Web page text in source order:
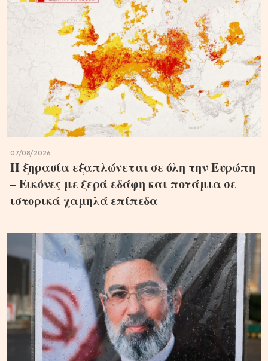
07/08/2026
Η ξηρασία εξαπλώνεται σε όλη την Ευρώπη
– Εικόνες με ξερά εδάφη και ποτάμια σε
ιστορικά χαμηλά επίπεδα